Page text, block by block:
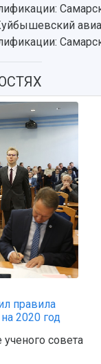
правила
2020 год
ученого совета